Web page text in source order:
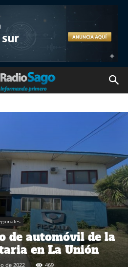
de automóvil de la
en La Unión
de 2022 469